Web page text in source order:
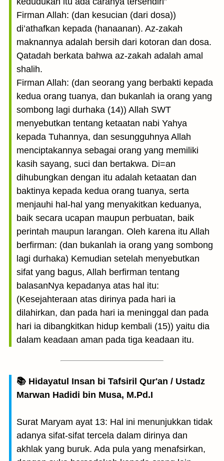
Firman Allah: (dan kesucian (dari dosa))
di’athafkan kepada (hanaanan). Az-zakah
maknannya adalah bersih dari kotoran dan dosa.
Qatadah berkata bahwa az-zakah adalah amal
shalih.
Firman Allah: (dan seorang yang berbakti kepada
kedua orang tuanya, dan bukanlah ia orang yang
sombong lagi durhaka (14)) Allah SWT
menyebutkan tentang ketaatan nabi Yahya
kepada Tuhannya, dan sesungguhnya Allah
menciptakannya sebagai orang yang memiliki
kasih sayang, suci dan bertakwa. Di=an
dihubungkan dengan itu adalah ketaatan dan
baktinya kepada kedua orang tuanya, serta
menjauhi hal-hal yang menyakitkan keduanya,
baik secara ucapan maupun perbuatan, baik
perintah maupun larangan. Oleh karena itu Allah
berfirman: (dan bukanlah ia orang yang sombong
lagi durhaka) Kemudian setelah menyebutkan
sifat yang bagus, Allah berfirman tentang
balasanNya kepadanya atas hal itu:
(Kesejahteraan atas dirinya pada hari ia
dilahirkan, dan pada hari ia meninggal dan pada
hari ia dibangkitkan hidup kembali (15)) yaitu dia
dalam keadaan aman pada tiga keadaan itu.
📚 Hidayatul Insan bi Tafsiril Qur'an / Ustadz
Marwan Hadidi bin Musa, M.Pd.I
Surat Maryam ayat 13: Hal ini menunjukkan tidak
adanya sifat-sifat tercela dalam dirinya dan
akhlak yang buruk. Ada pula yang menafsirkan,